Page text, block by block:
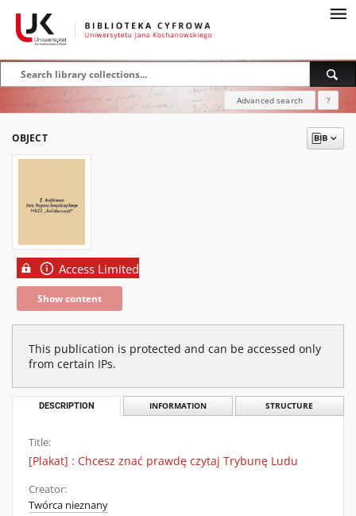
Advanced search ?
OBJECT
Access Limited
Show content
This publication is protected and can be accessed only
from certain IPs.
DESCRIPTION INFORMATION STRUCTURE
Title:
[Plakat] : Chcesz znać prawdę czytaj Trybunę Ludu
Creator:
Twórca nieznany